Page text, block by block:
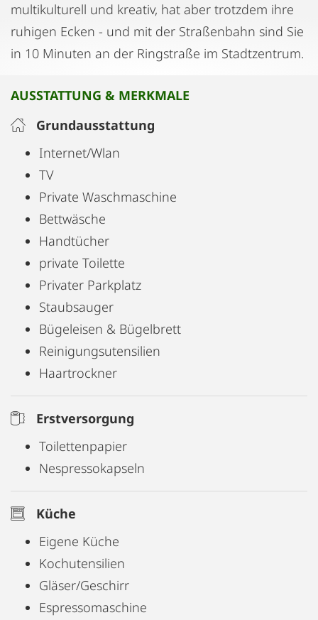
multikulturell und kreativ, hat aber trotzdem ihre
ruhigen Ecken - und mit der Straßenbahn sind Sie
in 10 Minuten an der Ringstraße im Stadtzentrum.
AUSSTATTUNG & MERKMALE
Grundausstattung
Internet/Wlan
TV
Private Waschmaschine
Bettwäsche
Handtücher
private Toilette
Privater Parkplatz
Staubsauger
Bügeleisen & Bügelbrett
Reinigungsutensilien
Haartrockner
Erstversorgung
Toilettenpapier
Nespressokapseln
Küche
Eigene Küche
Kochutensilien
Gläser/Geschirr
Espressomaschine